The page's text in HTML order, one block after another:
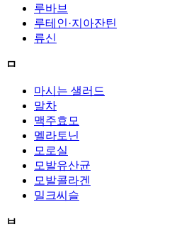
루바브
루테인·지아잔틴
류신
ㅁ
마시는 샐러드
말차
맥주효모
멜라토닌
모로실
모발유산균
모발콜라겐
밀크씨슬
ㅂ